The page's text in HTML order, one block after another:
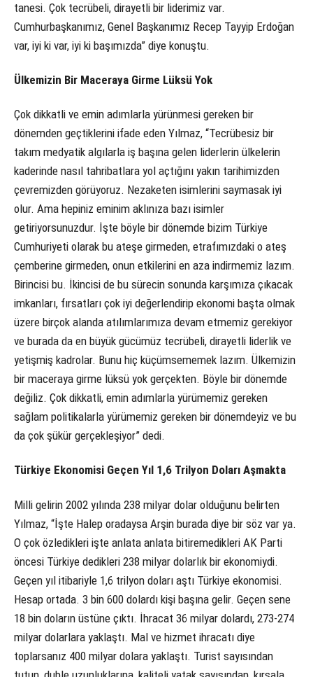
tanesi. Çok tecrübeli, dirayetli bir liderimiz var.
Cumhurbaşkanımız, Genel Başkanımız Recep Tayyip Erdoğan
var, iyi ki var, iyi ki başımızda” diye konuştu.
Ülkemizin Bir Maceraya Girme Lüksü Yok
Çok dikkatli ve emin adımlarla yürünmesi gereken bir
dönemden geçtiklerini ifade eden Yılmaz, “Tecrübesiz bir
takım medyatik algılarla iş başına gelen liderlerin ülkelerin
kaderinde nasıl tahribatlara yol açtığını yakın tarihimizden
çevremizden görüyoruz. Nezaketen isimlerini saymasak iyi
olur. Ama hepiniz eminim aklınıza bazı isimler
getiriyorsunuzdur. İşte böyle bir dönemde bizim Türkiye
Cumhuriyeti olarak bu ateşe girmeden, etrafımızdaki o ateş
çemberine girmeden, onun etkilerini en aza indirmemiz lazım.
Birincisi bu. İkincisi de bu sürecin sonunda karşımıza çıkacak
imkanları, fırsatları çok iyi değerlendirip ekonomi başta olmak
üzere birçok alanda atılımlarımıza devam etmemiz gerekiyor
ve burada da en büyük gücümüz tecrübeli, dirayetli liderlik ve
yetişmiş kadrolar. Bunu hiç küçümsememek lazım. Ülkemizin
bir maceraya girme lüksü yok gerçekten. Böyle bir dönemde
değiliz. Çok dikkatli, emin adımlarla yürümemiz gereken
sağlam politikalarla yürümemiz gereken bir dönemdeyiz ve bu
da çok şükür gerçekleşiyor” dedi.
Türkiye Ekonomisi Geçen Yıl 1,6 Trilyon Doları Aşmakta
Milli gelirin 2002 yılında 238 milyar dolar olduğunu belirten
Yılmaz, “İşte Halep oradaysa Arşin burada diye bir söz var ya.
O çok özledikleri işte anlata anlata bitiremedikleri AK Parti
öncesi Türkiye dedikleri 238 milyar dolarlık bir ekonomiydi.
Geçen yıl itibariyle 1,6 trilyon doları aştı Türkiye ekonomisi.
Hesap ortada. 3 bin 600 dolardı kişi başına gelir. Geçen sene
18 bin doların üstüne çıktı. İhracat 36 milyar dolardı, 273-274
milyar dolarlara yaklaştı. Mal ve hizmet ihracatı diye
toplarsanız 400 milyar dolara yaklaştı. Turist sayısından